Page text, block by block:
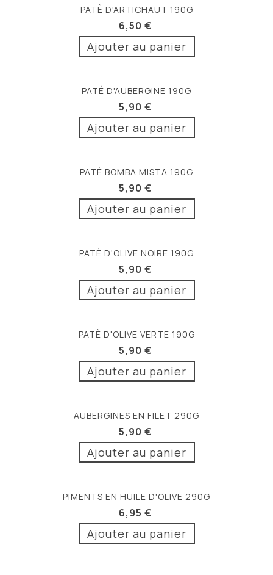
PATÈ D'ARTICHAUT 190G
6,50 €
Ajouter au panier
PATÈ D'AUBERGINE 190G
5,90 €
Ajouter au panier
PATÈ BOMBA MISTA 190G
5,90 €
Ajouter au panier
PATÈ D'OLIVE NOIRE 190G
5,90 €
Ajouter au panier
PATÈ D'OLIVE VERTE 190G
5,90 €
Ajouter au panier
AUBERGINES EN FILET 290G
5,90 €
Ajouter au panier
PIMENTS EN HUILE D'OLIVE 290G
6,95 €
Ajouter au panier